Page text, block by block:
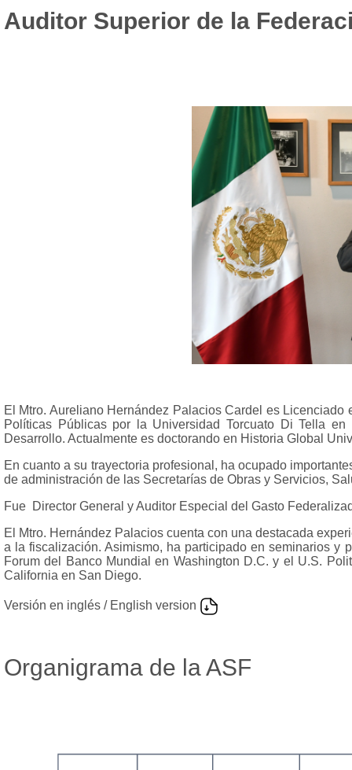
Auditor Superior de la
El Mtro. Aureliano Hernández Palacios Cardel es
Políticas Públicas por la Universidad Torcuato Di Tella
Desarrollo. Actualmente es doctorando en Historia Global
En cuanto a su trayectoria profesional, ha ocupado
de administración de las Secretarías de Obras y Servicios,
Fue Director General y Auditor Especial del Gasto
El Mtro. Hernández Palacios cuenta con una destacada
a la fiscalización. Asimismo, ha participado en seminarios y
Forum del Banco Mundial en Washington D.C. y el U.S.
California en San Diego.
Versión en inglés / English version
Organigrama de la ASF